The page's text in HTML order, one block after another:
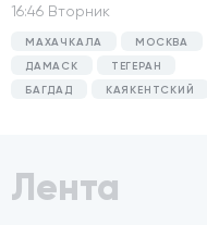
16:46 Вторник
МАХАЧКАЛА
МОСКВА
ДАМАСК
ТЕГЕРАН
БАГДАД
КАЯКЕНТСКИЙ
Лента